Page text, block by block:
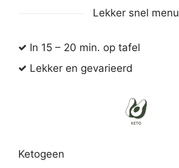
Lekker snel menu
In 15 – 20 min. op tafel
Lekker en gevarieerd
Ketogeen